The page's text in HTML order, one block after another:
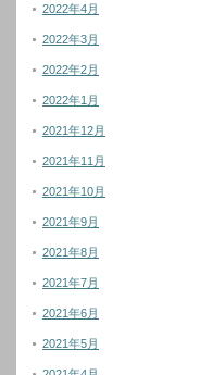
2022年4月
2022年3月
2022年2月
2022年1月
2021年12月
2021年11月
2021年10月
2021年9月
2021年8月
2021年7月
2021年6月
2021年5月